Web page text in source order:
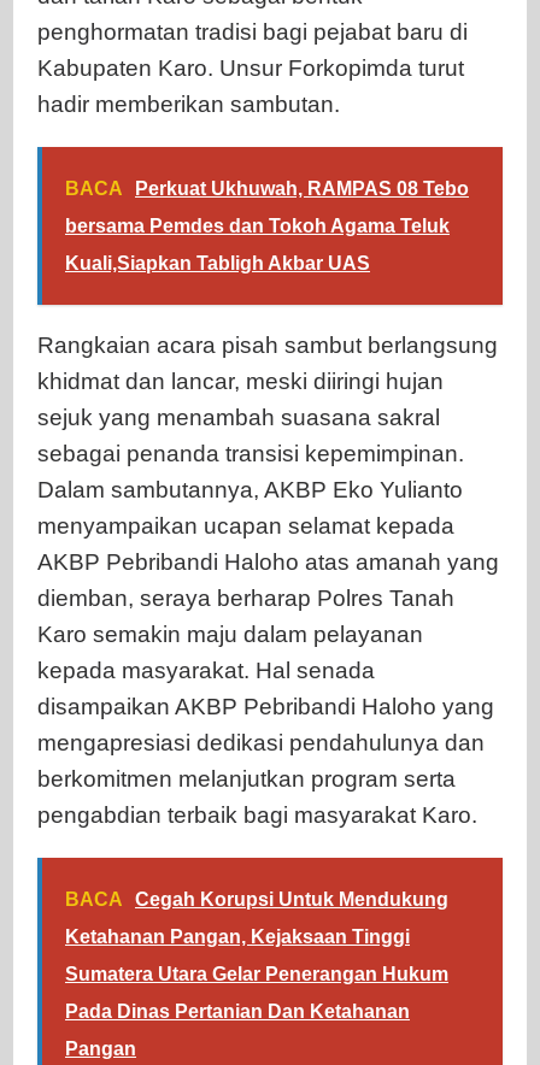
penghormatan tradisi bagi pejabat baru di
Kabupaten Karo. Unsur Forkopimda turut
hadir memberikan sambutan.
BACA
Perkuat Ukhuwah, RAMPAS 08 Tebo
bersama Pemdes dan Tokoh Agama Teluk
Kuali,Siapkan Tabligh Akbar UAS
Rangkaian acara pisah sambut berlangsung
khidmat dan lancar, meski diiringi hujan
sejuk yang menambah suasana sakral
sebagai penanda transisi kepemimpinan.
Dalam sambutannya, AKBP Eko Yulianto
menyampaikan ucapan selamat kepada
AKBP Pebribandi Haloho atas amanah yang
diemban, seraya berharap Polres Tanah
Karo semakin maju dalam pelayanan
kepada masyarakat. Hal senada
disampaikan AKBP Pebribandi Haloho yang
mengapresiasi dedikasi pendahulunya dan
berkomitmen melanjutkan program serta
pengabdian terbaik bagi masyarakat Karo.
BACA
Cegah Korupsi Untuk Mendukung
Ketahanan Pangan, Kejaksaan Tinggi
Sumatera Utara Gelar Penerangan Hukum
Pada Dinas Pertanian Dan Ketahanan
Pangan